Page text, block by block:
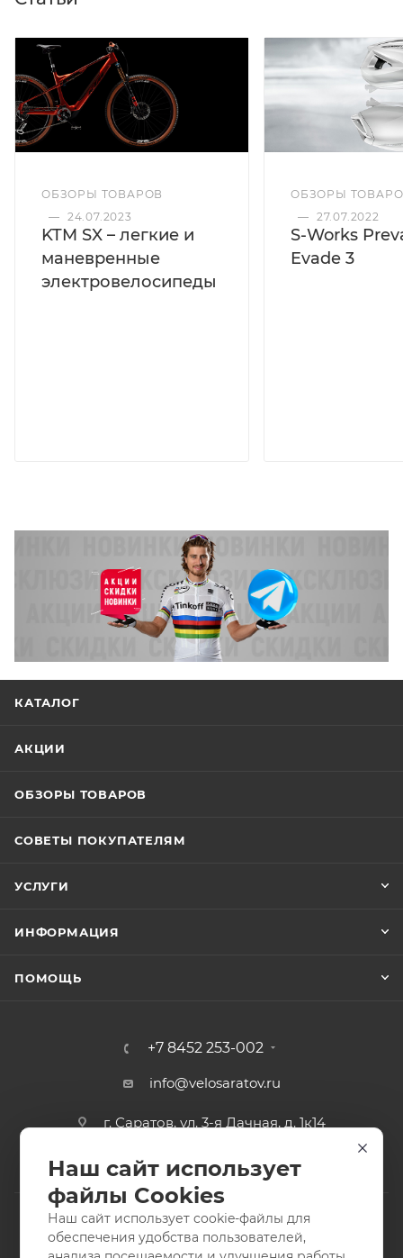
ОБЗОРЫ ТОВАРОВ
— 24.07.2023
KTM SX – легкие и
маневренные
электровелосипеды
ОБЗОРЫ
— 27.07.2022
S-Works
Evade 3
КАТАЛОГ
АКЦИИ
ОБЗОРЫ ТОВАРОВ
СОВЕТЫ ПОКУПАТЕЛЯМ
УСЛУГИ
ИНФОРМАЦИЯ
ПОМОЩЬ
+7 8452 253-002
info@velosaratov.ru
г. Саратов, ул. 3-я Дачная, д. 1к14
Наш сайт использует
файлы Cookies
Наш сайт использует cookie-файлы для
обеспечения удобства пользователей,